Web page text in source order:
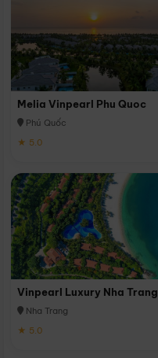
Melia Vinpearl Phu Quoc
Phú Quốc
★ 5.0
Vinpearl Luxury Nha Trang
Nha Trang
★ 5.0